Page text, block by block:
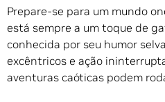
Prepare-se para um mundo
está sempre a um toque de
conhecida por seu humor
excêntricos e ação
aventuras caóticas podem